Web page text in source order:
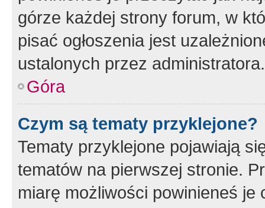
górze każdej strony forum, w
pisać ogłoszenia jest
ustalonych przez administratora.
Góra
Czym są tematy przyklejone?
Tematy przyklejone pojawiają
tematów na pierwszej stronie.
miarę możliwości powinieneś je